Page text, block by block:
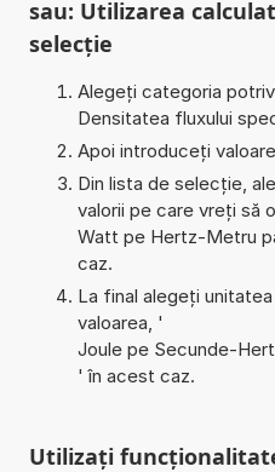
sau: Utilizarea
selecție
Alegeți categoria
Densitatea fluxului
Apoi introduceți
Din lista de selecție,
valorii pe care vreți să
Watt pe Hertz-Metru
caz.
La final alegeți
valoarea, '
Joule pe Secunde-
' în acest caz.
Utilizați